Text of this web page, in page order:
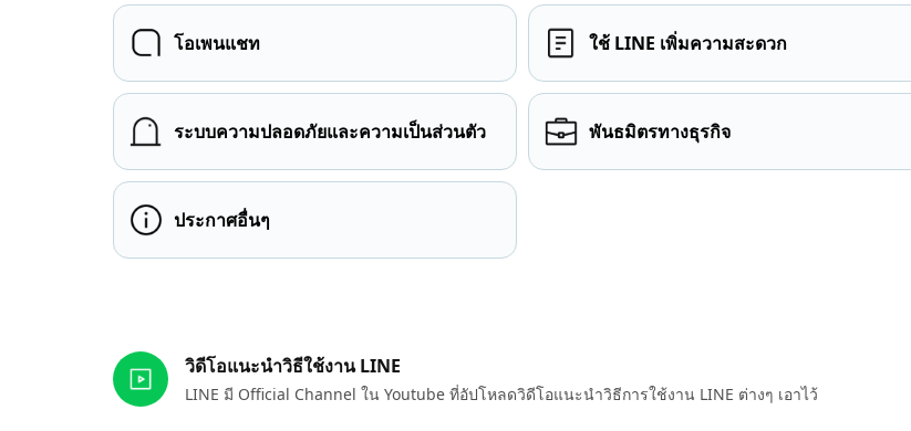
โอเพนแชท ใช้ LINE เพิ่มความสะดวก
ระบบความปลอดภัยและความเป็นส่วนตัว พันธมิตรทางธุรกิจ
ประกาศอื่นๆ
วิดีโอแนะนำวิธีใช้งาน LINE
LINE มี Official Channel ใน Youtube ที่อัปโหลดวิดีโอแนะนำวิธีการใช้งาน LINE ต่างๆ เอาไว้